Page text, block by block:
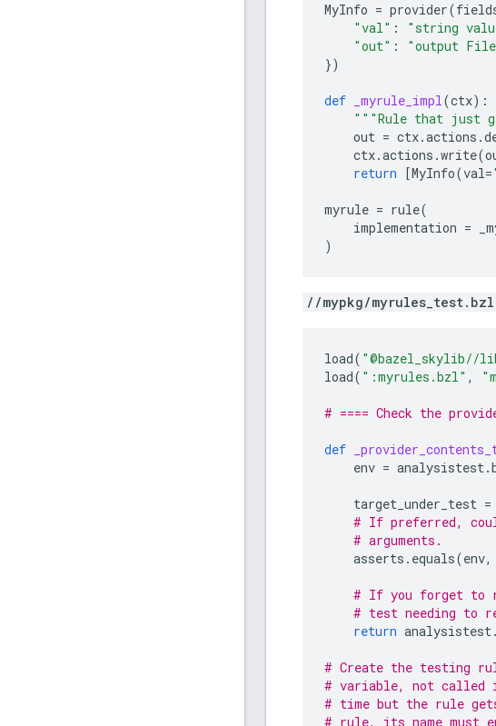
MyInfo = provider(
"val" : "string
"out" : "output
})
def _myrule_impl(ctx):
"""Rule that just
out = ctx.actions .
ctx.actions .write(
return [MyInfo(val=
myrule = rule(
implementation =
)
//mypkg/myrules_test.bzl
load(
load( ":myrules.bzl" ,
# ==== Check the
def
env = analysistest.
target_under_test =
# If preferred,
# arguments.
asserts . equals(env,
# If you forget to
# test needing to
return analysistest.
# Create the testing
# variable, not called
# time but the rule
# rule, its name must